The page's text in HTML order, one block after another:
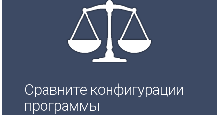
Сравните конфигурации
программы